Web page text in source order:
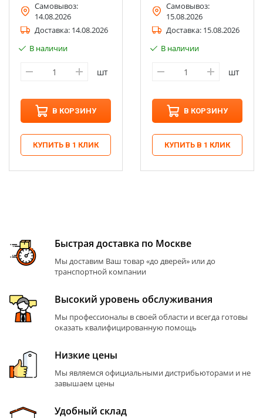
Самовывоз:
14.08.2026
Доставка: 14.08.2026
В наличии
шт
В КОРЗИНУ
КУПИТЬ В 1 КЛИК
Самовывоз:
15.08.2026
Доставка: 15.08.2026
В наличии
шт
В КОРЗИНУ
КУПИТЬ В 1 КЛИК
Быстрая доставка по Москве
Мы доставим Ваш товар «до дверей» или до
транспортной компании
Высокий уровень обслуживания
Мы профессионалы в своей области и всегда готовы
оказать квалифицированную помощь
Низкие цены
Мы являемся официальными дистрибьюторами и не
завышаем цены
Удобный склад